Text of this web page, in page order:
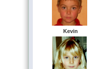
Kevin